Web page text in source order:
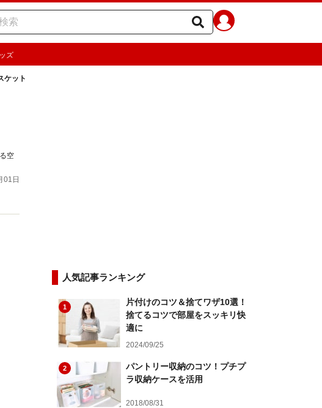
ズ
ケット
空
01日
人気記事ランキング
1
片付けのコツ＆捨てワザ10選！
捨てるコツで部屋をスッキリ快
適に
2024/09/25
2
パントリー収納のコツ！プチプ
ラ収納ケースを活用
2018/08/31